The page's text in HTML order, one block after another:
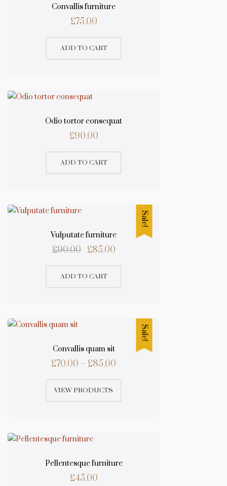
Convallis furniture
£75.00
ADD TO CART
Odio tortor consequat
£90.00
ADD TO CART
Sale!
Vulputate furniture
£90.00
Original
was:
£85.00Current
ADD TO CART
Sale!
Convallis quam sit
£70.00 – £85.00
VIEW PRODUCTS
Pellentesque furniture
£45.00